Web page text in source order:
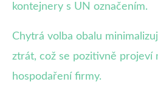
kontejnery s UN označením.
Chytrá volba obalu
ztrát, což se pozitivně projeví
hospodaření firmy.